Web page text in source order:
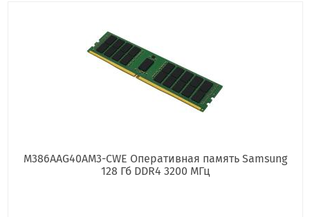
M386AAG40AM3-CWE Оперативная память Samsung
128 Гб DDR4 3200 МГц